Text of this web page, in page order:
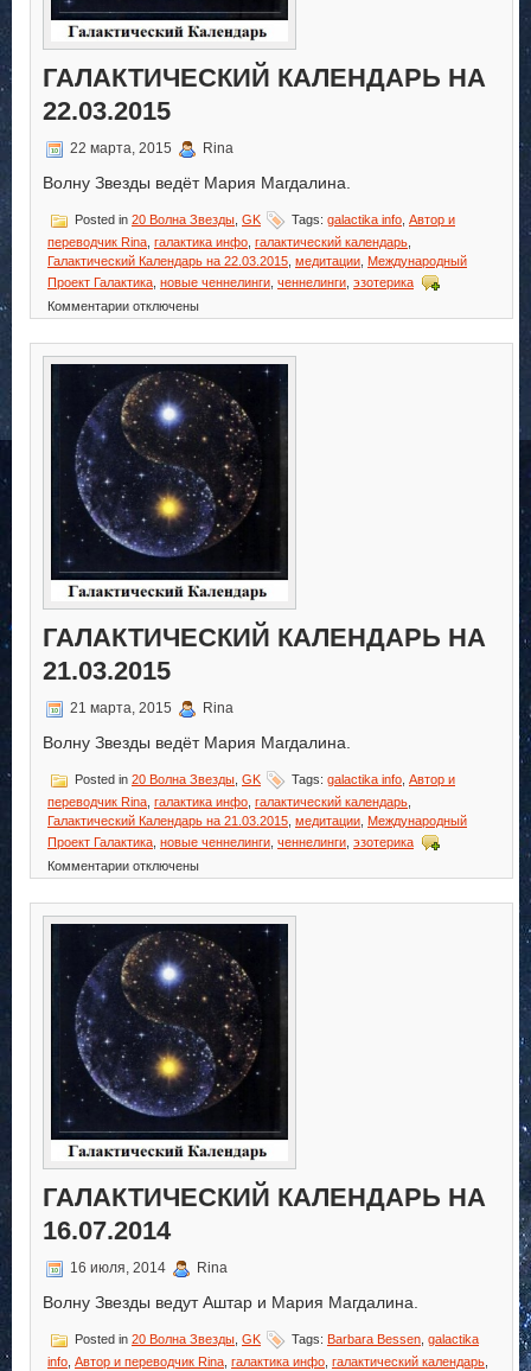
ГАЛАКТИЧЕСКИЙ КАЛЕНДАРЬ НА
22.03.2015
22 марта, 2015 Rina
Волну Звезды ведёт Мария Магдалина.
Posted in 20 Волна Звезды GK Tags: galactika info Автор и
переводчик Rina галактика инфо галактический календарь
Галактический Календарь на 22.03.2015 медитации Международный
Проект Галактика новые ченнелинги ченнелинги эзотерика
Комментариик
записи
Галактический
Календарь
на
22.03.2015
отключены
ГАЛАКТИЧЕСКИЙ КАЛЕНДАРЬ НА
21.03.2015
21 марта, 2015 Rina
Волну Звезды ведёт Мария Магдалина.
Posted in 20 Волна Звезды GK Tags: galactika info Автор и
переводчик Rina галактика инфо галактический календарь
Галактический Календарь на 21.03.2015 медитации Международный
Проект Галактика новые ченнелинги ченнелинги эзотерика
Комментариик
записи
Галактический
Календарь
на
21.03.2015
отключены
ГАЛАКТИЧЕСКИЙ КАЛЕНДАРЬ НА
16.07.2014
16 июля, 2014 Rina
Волну Звезды ведут Аштар и Мария Магдалина.
Posted in 20 Волна Звезды GK Tags: Barbara Bessen galactika
info Автор и переводчик Rina галактика инфо галактический календарь